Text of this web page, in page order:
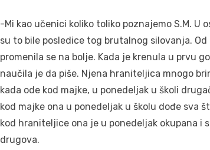
-Mi kao učenici koliko toliko poznajemo S.M. U
su to bile posledice tog brutalnog silovanja.
promenila se na bolje. Kada je krenula u prvu
naučila je da piše. Njena hraniteljica mnogo
kada ode kod majke, u ponedeljak u školi
kod majke ona u ponedeljak u školu dođe sva
kod hraniteljice ona je u ponedeljak okupana i
drugova.